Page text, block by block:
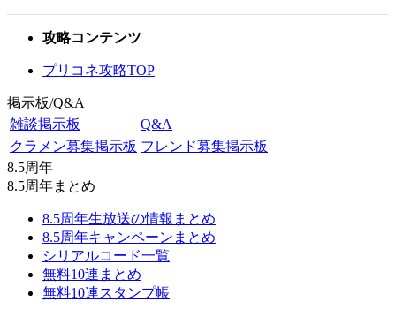
攻略コンテンツ
プリコネ攻略TOP
掲示板/Q&A
雑談掲示板
Q&A
クラメン募集掲示板 フレンド募集掲示板
8.5周年
8.5周年まとめ
8.5周年生放送の情報まとめ
8.5周年キャンペーンまとめ
シリアルコード一覧
無料10連まとめ
無料10連スタンプ帳